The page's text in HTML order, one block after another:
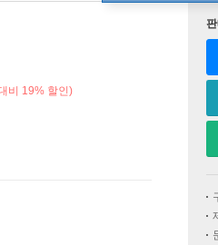
비 19% 할인)